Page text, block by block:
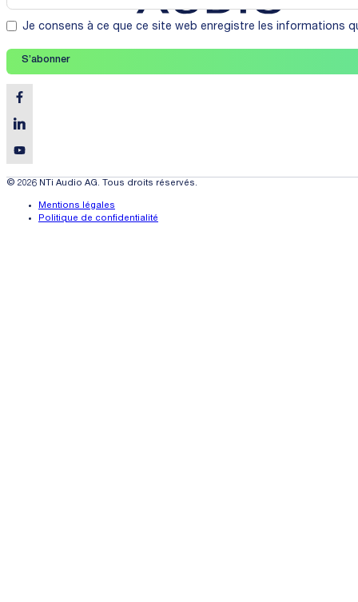
Je consens à ce que ce site web enregistre les informations
S’abonner
© 2026 NTi Audio AG. Tous droits réservés.
Mentions légales
Politique de confidentialité